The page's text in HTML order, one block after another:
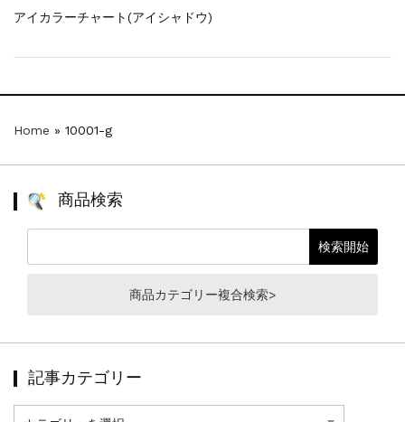
一部ヘアカラーチャートのお値引きを行いま...
アイカラーチャート(アイシャドウ)
Home » 10001-g
商品検索
商品カテゴリー複合検索>
記事カテゴリー